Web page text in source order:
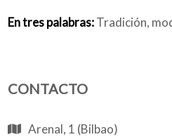
En tres palabras:Tradición,
CONTACTO
Arenal, 1 (Bilbao)